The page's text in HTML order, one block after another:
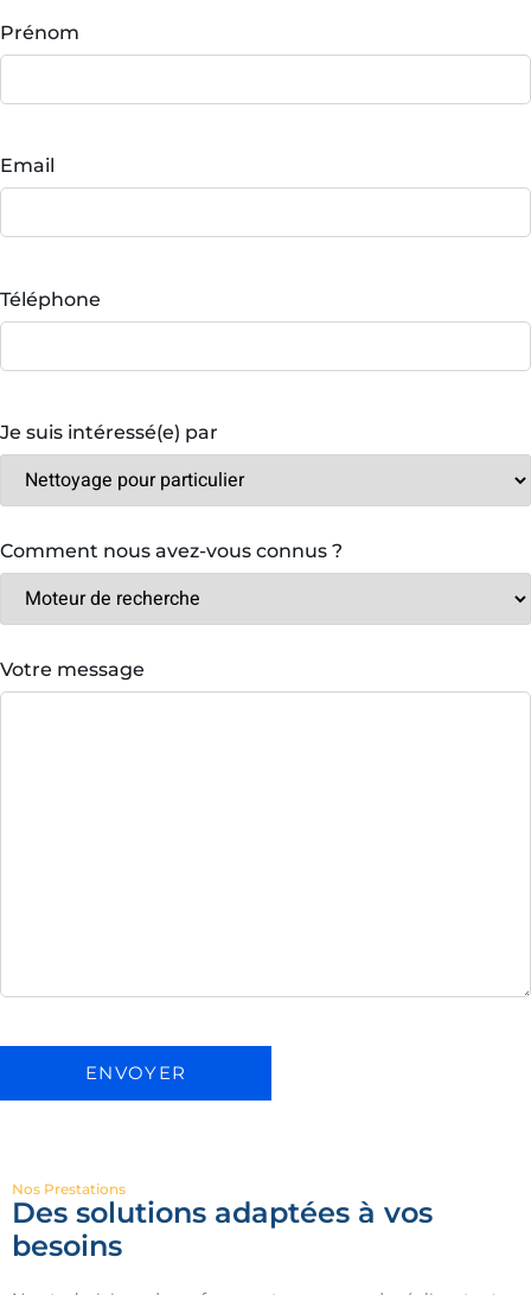
Prénom
Email
Téléphone
Je suis intéressé(e) par
Comment nous avez-vous connus ?
Votre message
Nos Prestations
Des solutions adaptées à vos
besoins